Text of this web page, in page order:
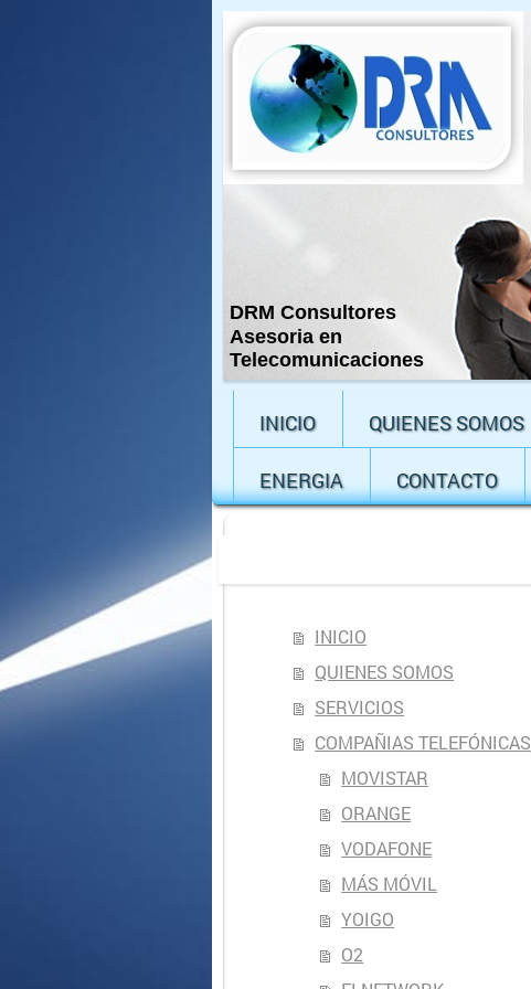
DRM Consultores
Asesoria en
Telecomunicaciones
INICIO QUIENES SOMOS
ENERGIA CONTACTO
INICIO
QUIENES SOMOS
SERVICIOS
COMPAÑIAS TELEFÓNICAS
MOVISTAR
ORANGE
VODAFONE
MÁS MÓVIL
YOIGO
O2